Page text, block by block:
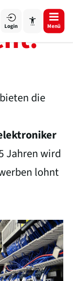
Login Menü
die
Jahren wird
lohnt